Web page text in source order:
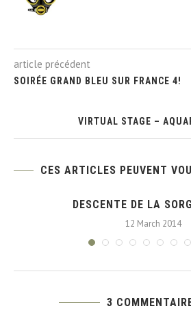
article précédent
SOIRÉE GRAND BLEU SUR FRANCE 4!
VIRTUAL STAGE –
CES ARTICLES PEUVENT
DESCENTE DE LA
12 March 2014
3